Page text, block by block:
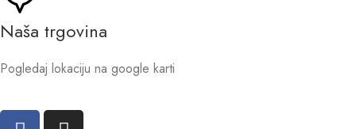
Naša trgovina
Pogledaj lokaciju na google karti